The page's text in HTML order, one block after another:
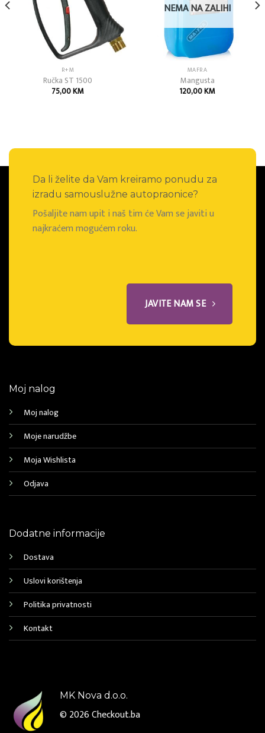
R+M
Ručka ST 1500
75,00KM
NEMA NA ZALIHI
MAFRA
Mangusta
120,00KM
Da li želite da Vam kreiramo ponudu za
izradu samouslužne autopraonice?
Pošaljite nam upit i naš tim će Vam se javiti u
najkraćem mogućem roku.
JAVITE NAM SE
Moj nalog
Moj nalog
Moje narudžbe
Moja Wishlista
Odjava
Dodatne informacije
Dostava
Uslovi korištenja
Politika privatnosti
Kontakt
MK Nova d.o.o.
© 2026Checkout.ba